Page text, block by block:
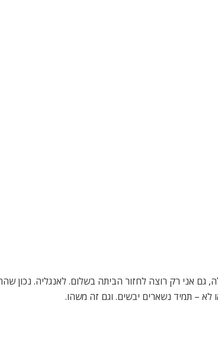
גם אני רק רוצה לחזור הביתה בשלום. לאנגליה.
לא – תמיד נשארים יבשים. וגם זה משהו.